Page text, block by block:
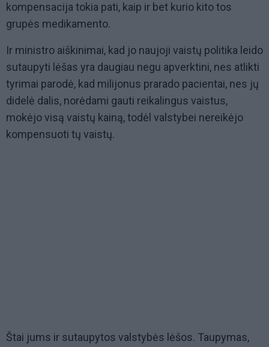
kompensacija tokia pati, kaip ir bet kurio kito tos
grupės medikamento.
Ir ministro aiškinimai, kad jo naujoji vaistų politika leido
sutaupyti lėšas yra daugiau negu apverktini, nes atlikti
tyrimai parodė, kad milijonus prarado pacientai, nes jų
didelė dalis, norėdami gauti reikalingus vaistus,
mokėjo visą vaistų kainą, todėl valstybei nereikėjo
kompensuoti tų vaistų.
Štai jums ir sutaupytos valstybės lėšos. Taupymas,